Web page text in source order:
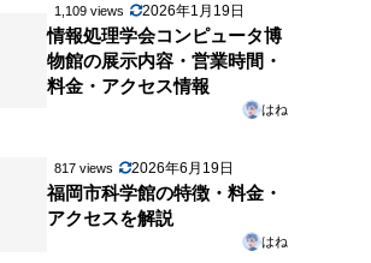
1,109 views 2026年1月19日
情報処理学会コンピュータ博
物館の展示内容・営業時間・
料金・アクセス情報
はね
817 views 2026年6月19日
福岡市科学館の特徴・料金・
アクセスを解説
はね